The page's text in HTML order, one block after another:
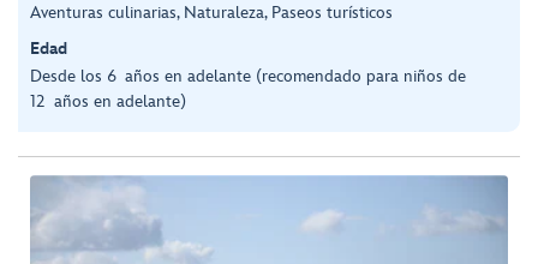
Aventuras culinarias, Naturaleza, Paseos turísticos
Edad
Desde los 6 años en adelante (recomendado para niños de
12 años en adelante)